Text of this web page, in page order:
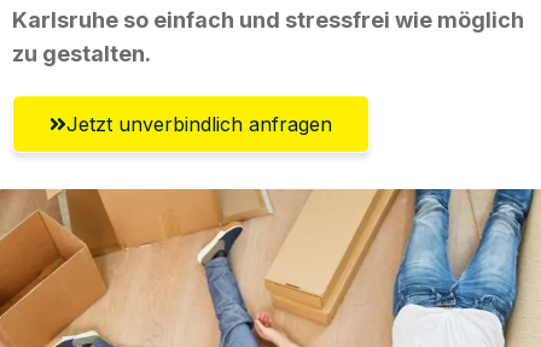
Karlsruhe so einfach und stressfrei wie möglich
zu gestalten.
Jetzt unverbindlich anfragen